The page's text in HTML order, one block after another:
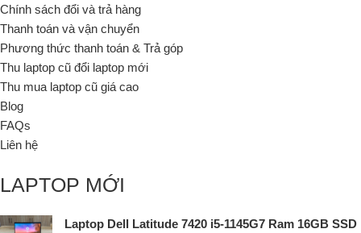
Chính sách đổi và trả hàng
Thanh toán và vận chuyển
Phương thức thanh toán & Trả góp
Thu laptop cũ đổi laptop mới
Thu mua laptop cũ giá cao
Blog
FAQs
Liên hệ
LAPTOP MỚI
Laptop Dell Latitude 7420 i5-1145G7 Ram 16GB SSD